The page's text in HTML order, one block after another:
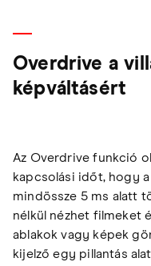
Overdrive a
képváltásért
Az Overdrive funkció
kapcsolási időt, hogy
mindössze 5 ms alatt
nélkül nézhet filmeket
ablakok vagy képek
kijelző egy pillantás